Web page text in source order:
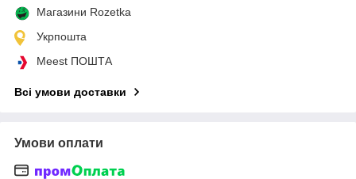
Магазини Rozetka
Укрпошта
Meest ПОШТА
Всі умови доставки
Умови оплати